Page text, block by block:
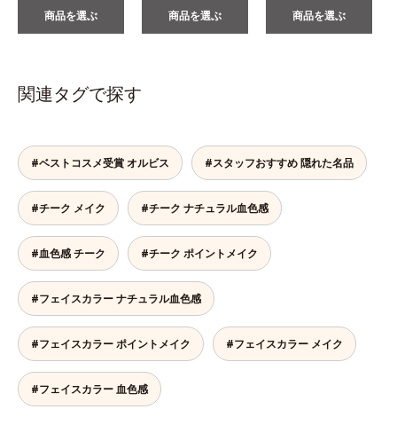
商品を選ぶ 商品を選ぶ 商品を選ぶ
関連タグで探す
#ベストコスメ受賞 オルビス #スタッフおすすめ 隠れた名品
#チーク メイク #チーク ナチュラル血色感
#血色感 チーク #チーク ポイントメイク
#フェイスカラー ナチュラル血色感
#フェイスカラー ポイントメイク #フェイスカラー メイク
#フェイスカラー 血色感